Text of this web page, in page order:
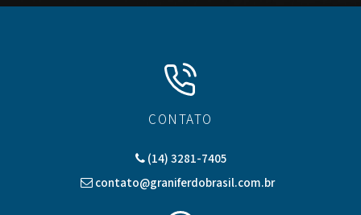
CONTATO
(14) 3281-7405
contato@graniferdobrasil.com.br